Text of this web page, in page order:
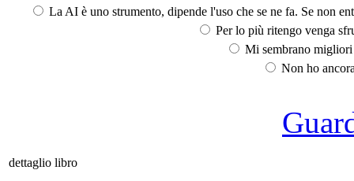
La AI è uno strumento, dipende l'uso che se ne fa. Se non
Per lo più ritengo venga
Mi sembrano
Non ho
dettaglio libro